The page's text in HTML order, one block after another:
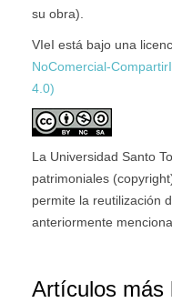
su obra).
VIeI está bajo una
NoComercial-
4.0)
La Universidad Santo
patrimoniales
permite la reutilización
anteriormente
Artículos más